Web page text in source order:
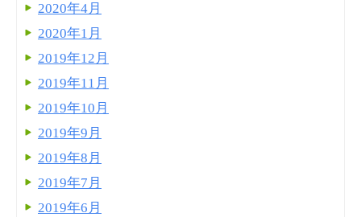
2020年4月
2020年1月
2019年12月
2019年11月
2019年10月
2019年9月
2019年8月
2019年7月
2019年6月